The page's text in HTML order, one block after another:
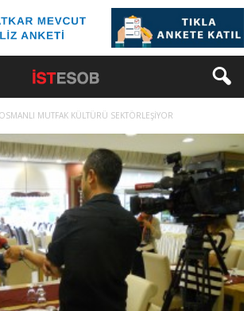
OSMANLI MUTFAK KÜLTÜRÜ SEKTÖRLEŞİYOR